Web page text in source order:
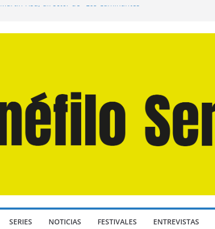
Hsu, director de «Los Caminantes
SERIES NOTICIAS FESTIVALES ENTREVISTAS